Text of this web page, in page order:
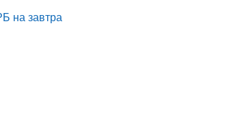
на завтра